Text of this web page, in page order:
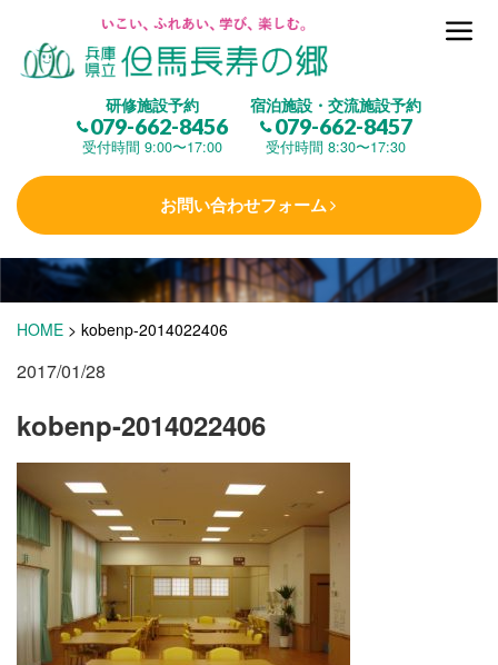
研修施設予約
079-662-8456
受付時間 9:00〜17:00
宿泊施設・交流施設予約
079-662-8457
受付時間 8:30〜17:30
お問い合わせフォーム
但馬長寿の郷とは
(研修施設)
楽しむ
学 ぶ(健康福祉)
泊まる
施設・料金
アクセス
HOME > kobenp-2014022406
2017/01/28
kobenp-2014022406